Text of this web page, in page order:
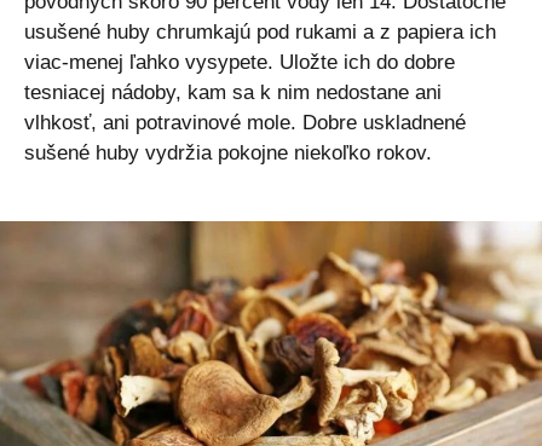
usušené huby chrumkajú pod rukami a z papiera ich
viac-menej ľahko vysypete. Uložte ich do dobre
tesniacej nádoby, kam sa k nim nedostane ani
vlhkosť, ani potravinové mole. Dobre uskladnené
sušené huby vydržia pokojne niekoľko rokov.